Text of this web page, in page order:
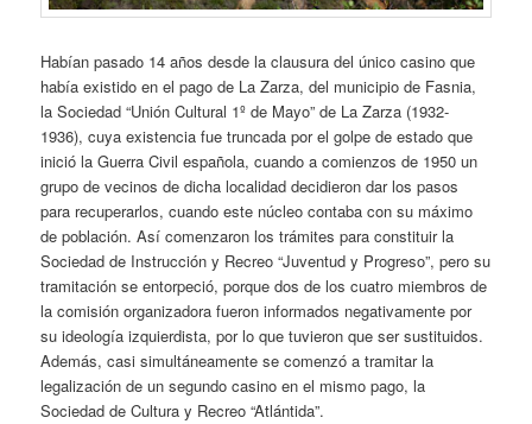
Habían pasado 14 años desde la clausura del único casino que
había existido en el pago de La Zarza, del municipio de Fasnia,
la Sociedad “Unión Cultural 1º de Mayo” de La Zarza (1932-
1936), cuya existencia fue truncada por el golpe de estado que
inició la Guerra Civil española, cuando a comienzos de 1950 un
grupo de vecinos de dicha localidad decidieron dar los pasos
para recuperarlos, cuando este núcleo contaba con su máximo
de población. Así comenzaron los trámites para constituir la
Sociedad de Instrucción y Recreo “Juventud y Progreso”, pero su
tramitación se entorpeció, porque dos de los cuatro miembros de
la comisión organizadora fueron informados negativamente por
su ideología izquierdista, por lo que tuvieron que ser sustituidos.
Además, casi simultáneamente se comenzó a tramitar la
legalización de un segundo casino en el mismo pago, la
Sociedad de Cultura y Recreo “Atlántida”.